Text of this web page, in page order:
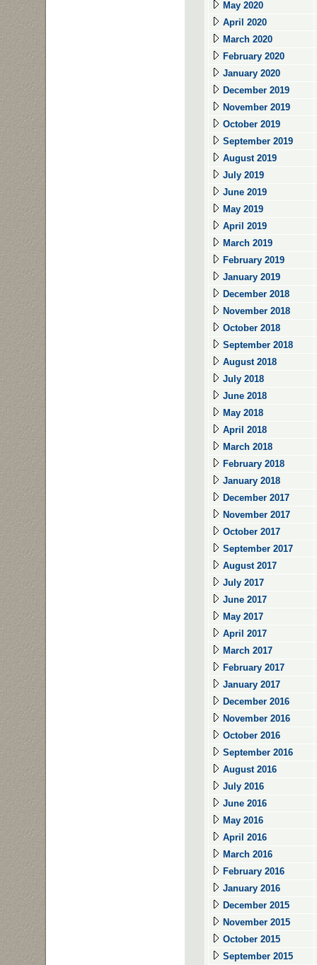
May 2020
April 2020
March 2020
February 2020
January 2020
December 2019
November 2019
October 2019
September 2019
August 2019
July 2019
June 2019
May 2019
April 2019
March 2019
February 2019
January 2019
December 2018
November 2018
October 2018
September 2018
August 2018
July 2018
June 2018
May 2018
April 2018
March 2018
February 2018
January 2018
December 2017
November 2017
October 2017
September 2017
August 2017
July 2017
June 2017
May 2017
April 2017
March 2017
February 2017
January 2017
December 2016
November 2016
October 2016
September 2016
August 2016
July 2016
June 2016
May 2016
April 2016
March 2016
February 2016
January 2016
December 2015
November 2015
October 2015
September 2015